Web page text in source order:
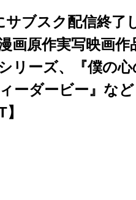
サブスク配信終了
画原作実写映画
リーズ、『僕の
ーダービー』な